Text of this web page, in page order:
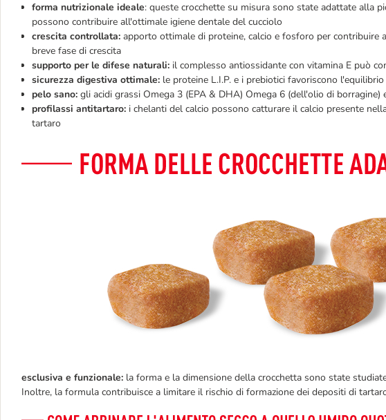
forma nutrizionale ideale: queste crocchette su misura sono state adattate alla
possono contribuire all'ottimale igiene dentale del cucciolo
crescita controllata: apporto ottimale di proteine, calcio e fosforo per contribuire
breve fase di crescita
supporto per le difese naturali: il complesso antiossidante con vitamina E può
sicurezza digestiva ottimale: le proteine L.I.P. e i prebiotici favoriscono
pelo sano: gli acidi grassi Omega 3 (EPA & DHA) Omega 6 (dell'olio di
profilassi antitartaro: i chelanti del calcio possono catturare il calcio presente
tartaro
esclusiva e funzionale: la forma e la dimensione della crocchetta sono state
Inoltre, la formula contribuisce a limitare il rischio di formazione dei depositi di